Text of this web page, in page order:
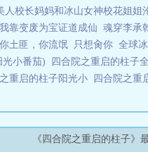
人校长妈妈和冰山女神校花姐
靠变废为宝证道成仙 魂穿李承
你土匪，你流氓 只想肏你 全球
光小番茄) 四合院之重启的柱子
重启的柱子阳光小 四合院之重
《四合院之重启的柱子》